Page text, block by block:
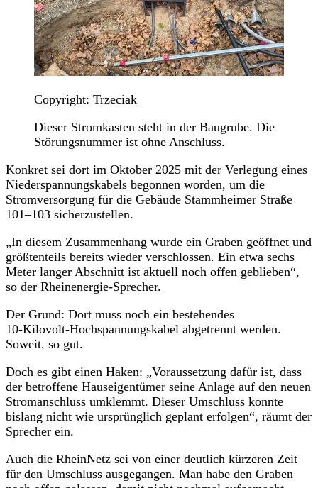
Copyright: Trzeciak
Dieser Stromkasten steht in der Baugrube. Die
Störungsnummer ist ohne Anschluss.
Konkret sei dort im Oktober 2025 mit der Verlegung eines
Niederspannungskabels begonnen worden, um die
Stromversorgung für die Gebäude Stammheimer Straße
101–103 sicherzustellen.
„In diesem Zusammenhang wurde ein Graben geöffnet und
größtenteils bereits wieder verschlossen. Ein etwa sechs
Meter langer Abschnitt ist aktuell noch offen geblieben“,
so der Rheinenergie-Sprecher.
Der Grund: Dort muss noch ein bestehendes
10‑Kilovolt‑Hochspannungskabel abgetrennt werden.
Soweit, so gut.
Doch es gibt einen Haken: „Voraussetzung dafür ist, dass
der betroffene Hauseigentümer seine Anlage auf den neuen
Stromanschluss umklemmt. Dieser Umschluss konnte
bislang nicht wie ursprünglich geplant erfolgen“, räumt der
Sprecher ein.
Auch die RheinNetz sei von einer deutlich kürzeren Zeit
für den Umschluss ausgegangen. Man habe den Graben